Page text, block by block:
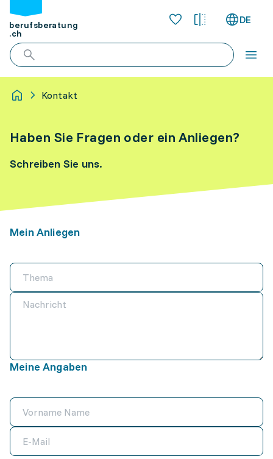
berufsberatung
.ch
DE
Kontakt
Haben Sie Fragen oder ein Anliegen?
Schreiben Sie uns.
Mein Anliegen
Meine Angaben